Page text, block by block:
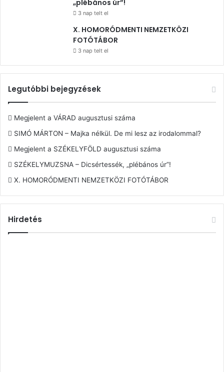
„plébános úr”!
3 nap telt el
X. HOMORÓDMENTI NEMZETKÖZI
FOTÓTÁBOR
3 nap telt el
Legutóbbi bejegyzések
Megjelent a VÁRAD augusztusi száma
SIMÓ MÁRTON – Majka nélkül. De mi lesz az irodalommal?
Megjelent a SZÉKELYFÖLD augusztusi száma
SZÉKELYMUZSNA – Dicsértessék, „plébános úr”!
X. HOMORÓDMENTI NEMZETKÖZI FOTÓTÁBOR
Hirdetés